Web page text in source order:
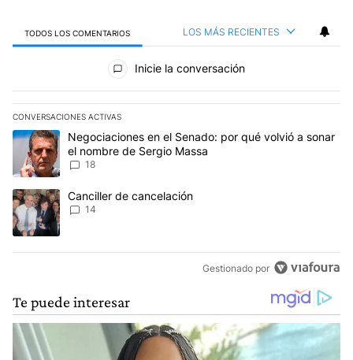
TODOS LOS COMENTARIOS LOS MÁS RECIENTES
Todos los comentarios
Inicie la conversación
CONVERSACIONES ACTIVAS
Este listado muestra los artículos con más comentarios en los
Un artículo de tendencia con el título "Negociaciones en el
Negociaciones en el Senado: por qué volvió a sonar
el nombre de Sergio Massa
18
Un artículo de tendencia con el título "Canciller de cancelación"
Canciller de cancelación
14
Gestionado por